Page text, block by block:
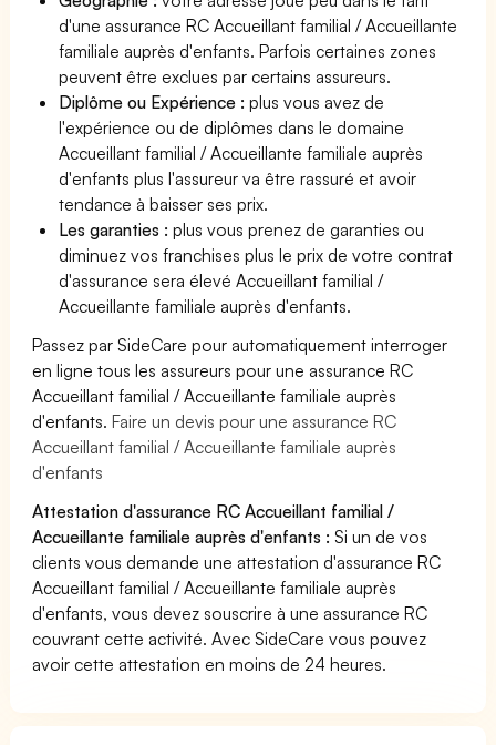
d'une assurance RC Accueillant familial / Accueillante
familiale auprès d'enfants. Parfois certaines zones
peuvent être exclues par certains assureurs.
Diplôme ou Expérience :plus vous avez de
l'expérience ou de diplômes dans le domaine
Accueillant familial / Accueillante familiale auprès
d'enfants plus l'assureur va être rassuré et avoir
tendance à baisser ses prix.
Les garanties :plus vous prenez de garanties ou
diminuez vos franchises plus le prix de votre contrat
d'assurance sera élevé Accueillant familial /
Accueillante familiale auprès d'enfants.
Passez par SideCare pour automatiquement interroger
en ligne tous les assureurs pour une assurance RC
Accueillant familial / Accueillante familiale auprès
d'enfants.Faire un devis pour une assurance RC
Accueillant familial / Accueillante familiale auprès
d'enfants
Attestation d'assurance RC Accueillant familial /
Accueillante familiale auprès d'enfants : Si un de vos
clients vous demande une attestation d'assurance RC
Accueillant familial / Accueillante familiale auprès
d'enfants, vous devez souscrire à une assurance RC
couvrant cette activité. Avec SideCare vous pouvez
avoir cette attestation en moins de 24 heures.